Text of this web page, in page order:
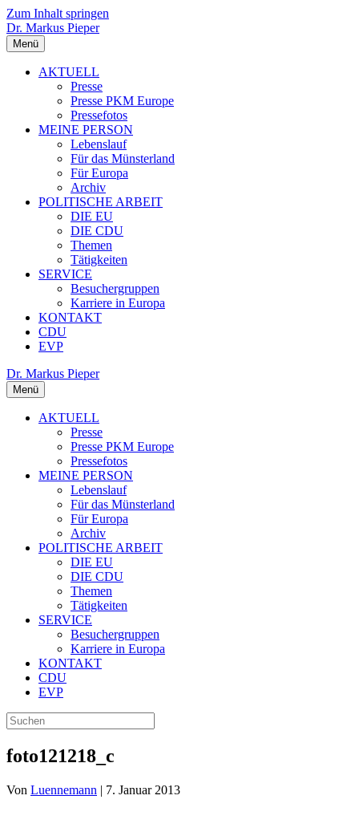
Zum Inhalt springen
Dr. Markus Pieper
Menü
AKTUELL
Presse
Presse PKM Europe
Pressefotos
MEINE PERSON
Lebenslauf
Für das Münsterland
Für Europa
Archiv
POLITISCHE ARBEIT
DIE EU
DIE CDU
Themen
Tätigkeiten
SERVICE
Besuchergruppen
Karriere in Europa
KONTAKT
CDU
EVP
Dr. Markus Pieper
Menü
AKTUELL
Presse
Presse PKM Europe
Pressefotos
MEINE PERSON
Lebenslauf
Für das Münsterland
Für Europa
Archiv
POLITISCHE ARBEIT
DIE EU
DIE CDU
Themen
Tätigkeiten
SERVICE
Besuchergruppen
Karriere in Europa
KONTAKT
CDU
EVP
foto121218_c
Von Luennemann | 7. Januar 2013